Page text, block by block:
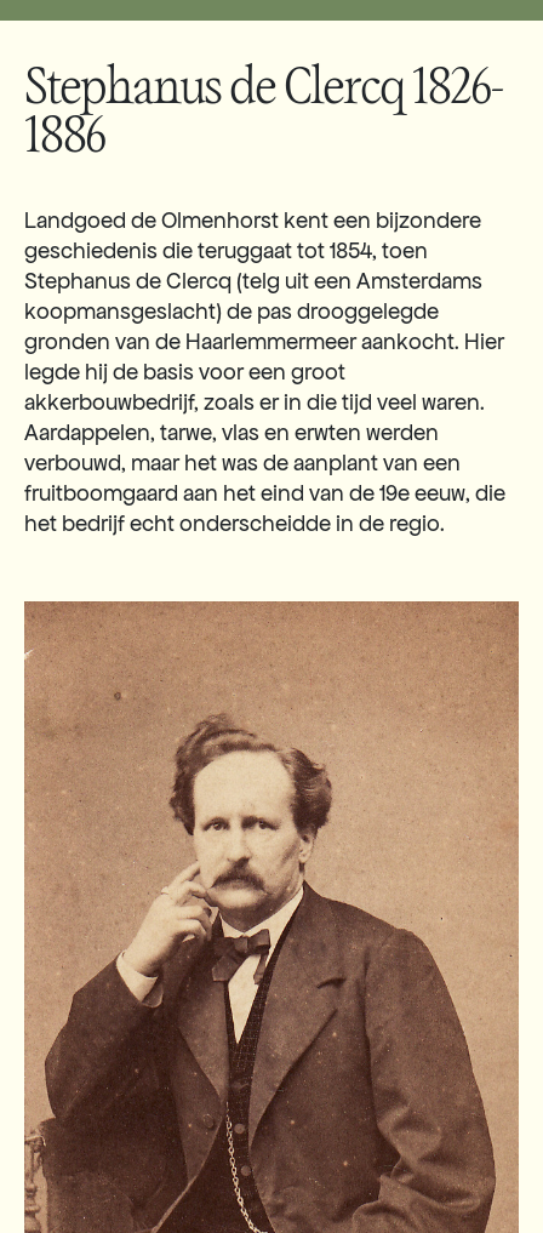
Stephanus de Clercq 1826-
1886
Landgoed de Olmenhorst kent een bijzondere
geschiedenis die teruggaat tot 1854, toen
Stephanus de Clercq (telg uit een Amsterdams
koopmansgeslacht) de pas drooggelegde
gronden van de Haarlemmermeer aankocht. Hier
legde hij de basis voor een groot
akkerbouwbedrijf, zoals er in die tijd veel waren.
Aardappelen, tarwe, vlas en erwten werden
verbouwd, maar het was de aanplant van een
fruitboomgaard aan het eind van de 19e eeuw, die
het bedrijf echt onderscheidde in de regio.